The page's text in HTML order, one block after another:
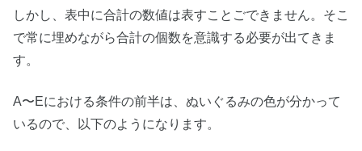
しかし、表中に合計の数値は表すことごできません。そこ
で常に埋めながら合計の個数を意識する必要が出てきま
す。
A〜Eにおける条件の前半は、ぬいぐるみの色が分かって
いるので、以下のようになります。